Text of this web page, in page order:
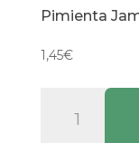
Pimienta
1,45€
Pimienta
Jamaica